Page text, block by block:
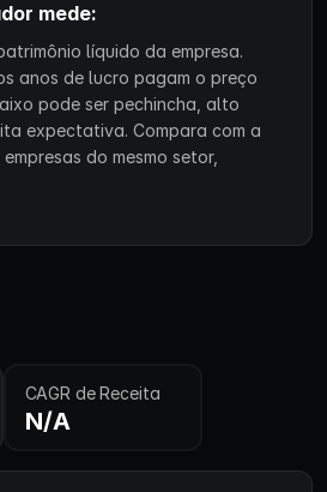
mede:
líquido da empresa.
anos de lucro pagam o preço
pode ser pechincha, alto
expectativa. Compara com a
do mesmo setor,
CAGR de Receita
N/A